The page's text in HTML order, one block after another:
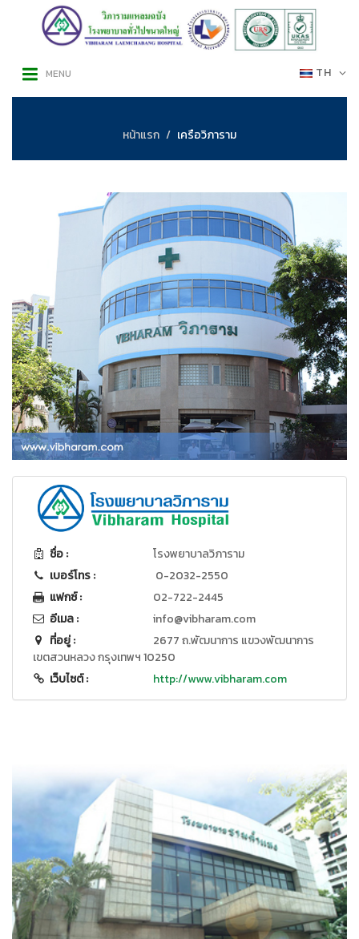
TH
MENU
หน้าแรก เครือวิภาราม
ชื่อ :
โรงพยาบาลวิภาราม
เบอร์โทร :
0-2032-2550
แฟกซ์ :
02-722-2445
อีเมล :
info@vibharam.com
ที่อยู่ :
2677 ถ.พัฒนาการ แขวงพัฒนาการ
เขตสวนหลวง กรุงเทพฯ 10250
เว็บไซต์ :
http://www.vibharam.com